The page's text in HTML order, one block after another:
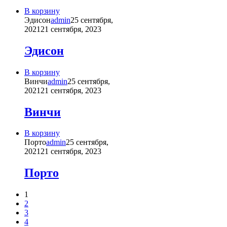
В корзину
Эдисонadmin25 сентября,
2021 21 сентября, 2023
Эдисон
В корзину
Винчиadmin25 сентября,
2021 21 сентября, 2023
Винчи
В корзину
Портоadmin25 сентября,
202121 сентября, 2023
Порто
1
2
3
4